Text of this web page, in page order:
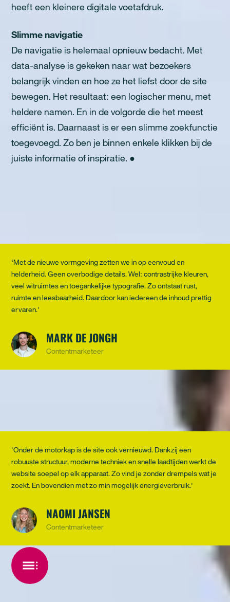
heeft een kleinere digitale voetafdruk.
Slimme navigatie
De navigatie is helemaal opnieuw bedacht. Met
data-analyse is gekeken naar wat bezoekers
belangrijk vinden en hoe ze het liefst door de site
bewegen. Het resultaat: een logischer menu, met
heldere namen. En in de volgorde die het meest
efficiënt is. Daarnaast is er een slimme zoekfunctie
toegevoegd. Zo ben je binnen enkele klikken bij de
juiste informatie of inspiratie. ●
‘Met de nieuwe vormgeving zetten we in op eenvoud en
helderheid. Geen overbodige details. Wel: contrastrijke kleuren,
veel witruimtes en toegankelijke typografie. Zo ontstaat rust,
ruimte en leesbaarheid. Daardoor kan iedereen de inhoud prettig
ervaren.'
MARK DE JONGH
Contentmarketeer
'Onder de motorkap is de site ook vernieuwd. Dankzij een
robuuste structuur, moderne techniek en snelle laadtijden werkt de
website soepel op elk apparaat. Zo vind je zonder drempels wat je
zoekt. En bovendien met zo min mogelijk energieverbruik.'
NAOMI JANSEN
Contentmarketeer